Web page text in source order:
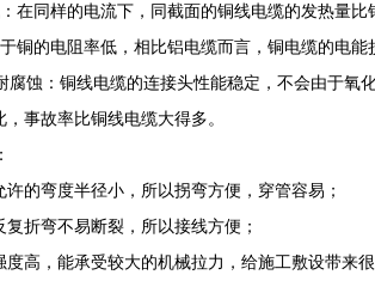
同样的电流下，同截面的铜线电缆的发热量比
的电阻率低，相比铝电缆而言，铜电缆的电能
：铜线电缆的连接头性能稳定，不会由于氧
事故率比铜线电缆大得多。
弯度半径小，所以拐弯方便，穿管容易；
弯不易断裂，所以接线方便；
，能承受较大的机械拉力，给施工敷设带来很